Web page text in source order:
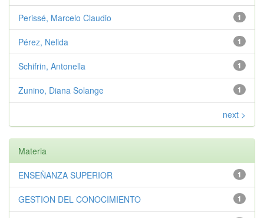
1
Perissé, Marcelo Claudio
1
Pérez, Nelida
1
Schifrin, Antonella
1
Zunino, Diana Solange
next >
Materia
1
ENSEÑANZA SUPERIOR
1
GESTION DEL CONOCIMIENTO